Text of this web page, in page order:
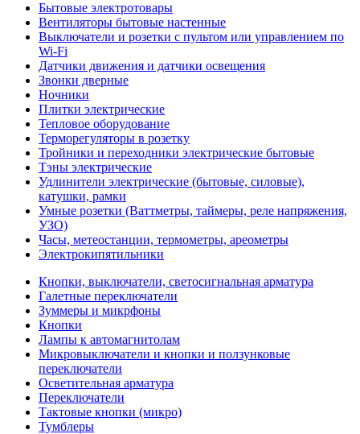
Бытовые электротовары
Вентиляторы бытовые настенные
Выключатели и розетки с пультом или управлением по
Wi-Fi
Датчики движения и датчики освещения
Звонки дверные
Ночники
Плитки электрические
Тепловое оборудование
Терморегуляторы в розетку
Тройники и переходники электрические бытовые
Тэны электрические
Удлинители электрические (бытовые, силовые),
катушки, рамки
Умные розетки (Ваттметры, таймеры, реле напряжения,
УЗО)
Часы, метеостанции, термометры, ареометры
Электрокипятильники
Кнопки, выключатели, светосигнальная арматура
Галетные переключатели
Зуммеры и микрфоны
Кнопки
Лампы к автомагнитолам
Микровыключатели и кнопки и ползунковые
переключатели
Осветительная арматура
Переключатели
Тактовые кнопки (микро)
Тумблеры